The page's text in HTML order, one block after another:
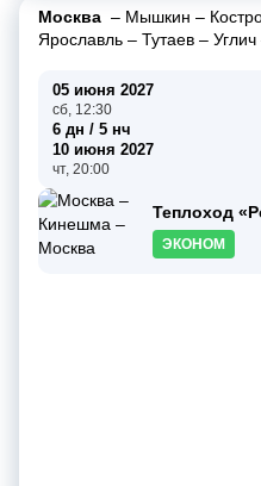
Москва – Мышкин –
Ярославль – Тутаев – Углич
05 июня 2027
сб, 12:30
6 дн / 5 нч
10 июня 2027
чт, 20:00
Теплоход
ЭКОНОМ